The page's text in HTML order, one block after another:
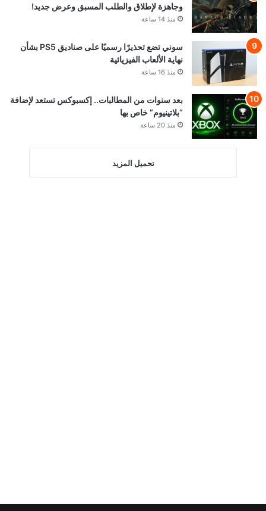
وجاهزة لإطلاق والطلب المسبق وعرض جديد!
منذ 14 ساعة
سوني تضع تحذيرًا رسميًا على صناديق PS5 بشأن
نهاية الألعاب الفيزيائية
منذ 16 ساعة
بعد سنوات من المطالبات.. إكسبوكس تستعد لإضافة
“بلاتينيوم” خاص بها
منذ 20 ساعة
تحميل المزيد